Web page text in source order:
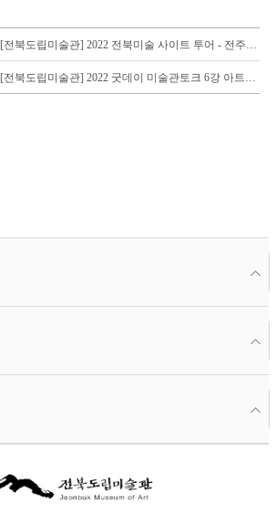
[전북도립미술관] 2022 전북미술 사이트 투어 - 전주천년한지관
[전북도립미술관] 2022 굿데이 미술관토크 6강 아트컬렉팅, 감상에서 투자까지2